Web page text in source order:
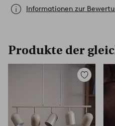
Informationen zur
Produkte der
Zu
Favoriten
hinzufügen